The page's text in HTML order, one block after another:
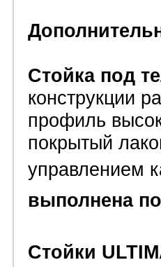
Стойка под
конструкции
профиль
покрытый
управлением
выполнена
Стойки